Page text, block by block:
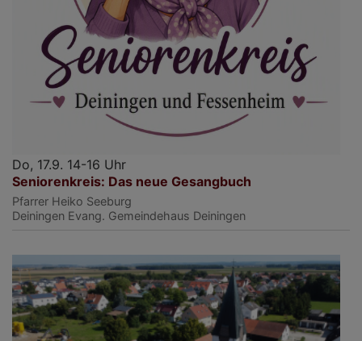
Do, 17.9. 14-16 Uhr
Seniorenkreis: Das neue Gesangbuch
Pfarrer Heiko Seeburg
Deiningen Evang. Gemeindehaus Deiningen